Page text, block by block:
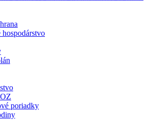
hospodárstvo
poriadky